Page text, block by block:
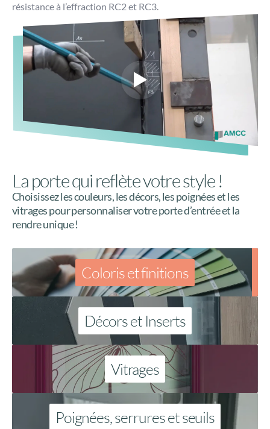
résistance à l’effraction RC2 et RC3.
La porte qui reflète votre style !
Choisissez les couleurs, les décors, les poignées et les
vitrages pour personnaliser votre porte d’entrée et la
rendre unique !
Coloris et finitions
Décors et Inserts
Vitrages
Poignées, serrures et seuils